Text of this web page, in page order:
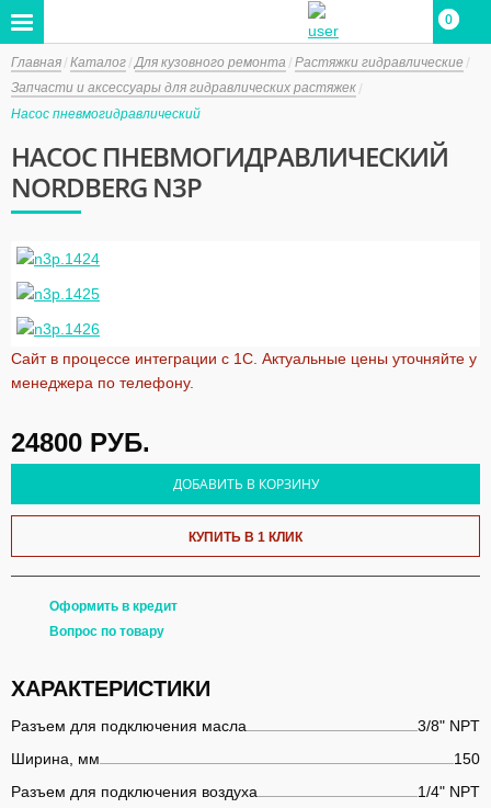
0
0
Главная Каталог Для кузовного ремонта
Растяжки гидравлические
Запчасти и аксессуары для гидравлических растяжек
Насос пневмогидравлический
НАСОС ПНЕВМОГИДРАВЛИЧЕСКИЙ
NORDBERG N3P
Сайт в процессе интеграции с 1С. Актуальные цены уточняйте у
менеджера по телефону.
24800 РУБ.
ДОБАВИТЬ В КОРЗИНУ
КУПИТЬ В 1 КЛИК
Оформить в кредит
Вопрос по товару
ХАРАКТЕРИСТИКИ
Разъем для подключения масла
3/8" NPT
Ширина, мм
150
Разъем для подключения воздуха
1/4" NPT